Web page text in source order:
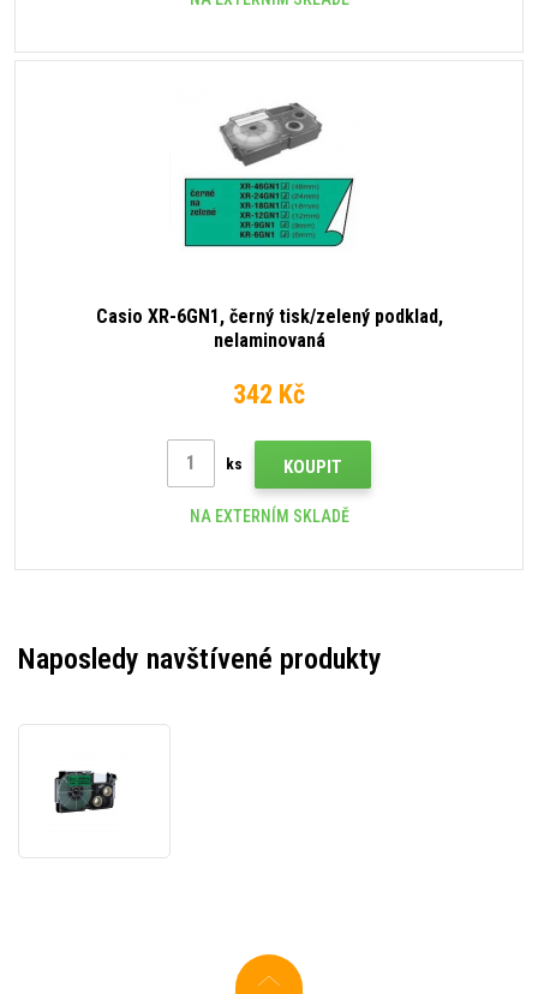
Casio XR-6GN1, černý tisk/zelený podklad,
nelaminovaná
342 Kč
ks KOUPIT
NA EXTERNÍM SKLADĚ
Naposledy navštívené produkty
XR-